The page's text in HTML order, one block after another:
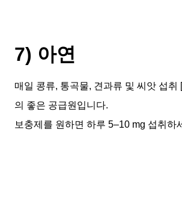
7) 아연
매일 콩류, 통곡물, 견과류 및 씨앗 섭취
의 좋은 공급원입니다.
보충제를 원하면 하루 5–10 mg 섭취하